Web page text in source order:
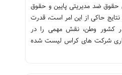
حقوق ضد مدیریتی پایین و حقوق
حاکی از این امر است، قدرت
کشور وطن، نقش مهمی را در
شرکت های کراس لیست شده